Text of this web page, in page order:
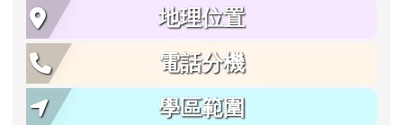
地理位置
電話分機
學區範圍